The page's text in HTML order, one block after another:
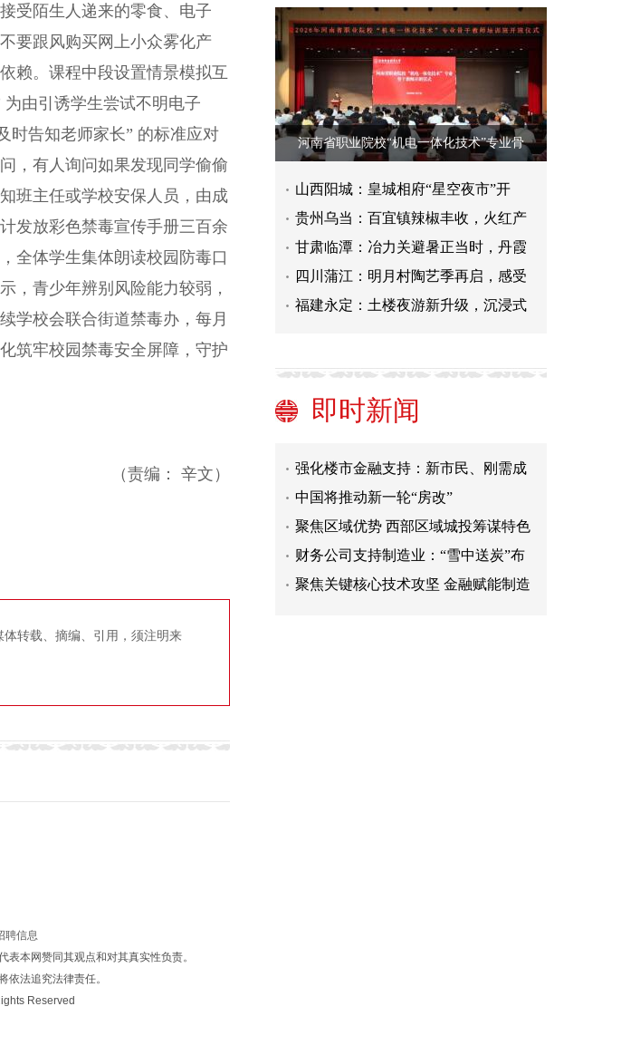
受陌生人递来的零食、电子
要跟风购买网上小众雾化产
赖。课程中段设置情景模拟互
由引诱学生尝试不明电子
时告知老师家长” 的标准应对
，有人询问如果发现同学偷偷
班主任或学校安保人员，由成
发放彩色禁毒宣传手册三百余
全体学生集体朗读校园防毒口
，青少年辨别风险能力较弱，
学校会联合街道禁毒办，每月
筑牢校园禁毒安全屏障，守护
（责编： 辛文）
转载、摘编、引用，须注明来
河南省职业院校“机电一体化技术”专业骨
山西阳城：皇城相府“星空夜市”开
贵州乌当：百宜镇辣椒丰收，火红产
甘肃临潭：冶力关避暑正当时，丹霞
四川蒲江：明月村陶艺季再启，感受
福建永定：土楼夜游新升级，沉浸式
即时新闻
聚焦区域优势 西部区域城投筹谋特色
转型
财务公司支持制造业：“雪中送炭”布
业“强筋健骨”
强化楼市金融支持：新市民、刚需成
重点
中国将推动新一轮“房改”
聚焦区域优势 西部区域城投筹谋特色
转型
财务公司支持制造业：“雪中送炭”布
局产业链
聚焦关键核心技术攻坚 金融赋能制造
聘信息
本网赞同其观点和对其真实性负责。
依法追究法律责任。
Reserved